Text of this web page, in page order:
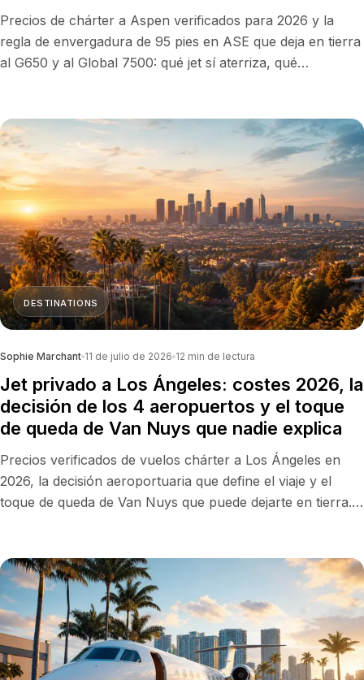
Precios de chárter a Aspen verificados para 2026 y la
regla de envergadura de 95 pies en ASE que deja en tierra
al G650 y al Global 7500: qué jet sí aterriza, qué
DESTINATIONS
Sophie Marchant 11 de julio de 2026 12 min de lectura
Jet privado a Los Ángeles: costes 2026, la
decisión de los 4 aeropuertos y el toque
de queda de Van Nuys que nadie explica
Precios verificados de vuelos chárter a Los Ángeles en
2026, la decisión aeroportuaria que define el viaje y el
toque de queda de Van Nuys que puede dejarte en tierra.